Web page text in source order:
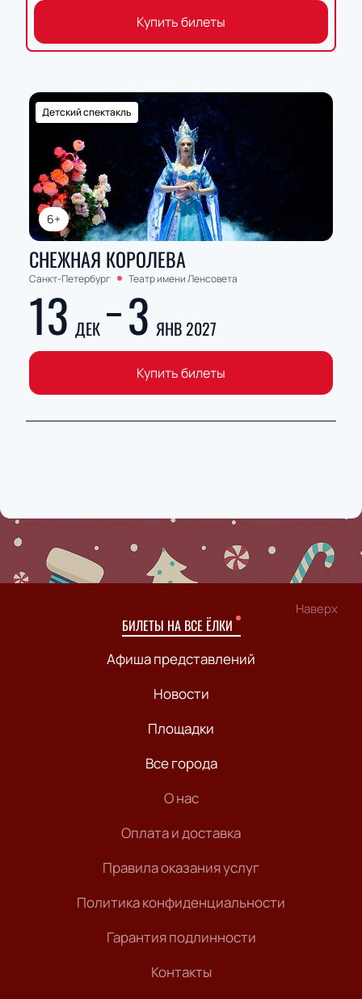
Купить билеты
6+
Детский спектакль
СНЕЖНАЯ КОРОЛЕВА
Санкт-Петербург Театр имени Ленсовета
13 ДЕК 3 ЯНВ 2027
Купить билеты
Наверх
БИЛЕТЫ НА ВСЕ ЁЛКИ
Афиша представлений
Новости
Площадки
Все города
О нас
Оплата и доставка
Правила оказания услуг
Политика конфиденциальности
Гарантия подлинности
Контакты